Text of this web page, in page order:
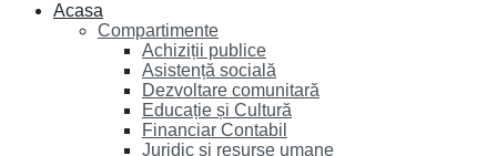
Acasa
Compartimente
Achiziții publice
Asistență socială
Dezvoltare comunitară
Educație și Cultură
Financiar Contabil
Juridic si resurse umane